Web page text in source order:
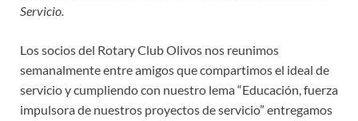
Servicio.
Los socios del Rotary Club Olivos nos reunimos
semanalmente entre amigos que compartimos el ideal de
servicio y cumpliendo con nuestro lema “Educación, fuerza
impulsora de nuestros proyectos de servicio” entregamos